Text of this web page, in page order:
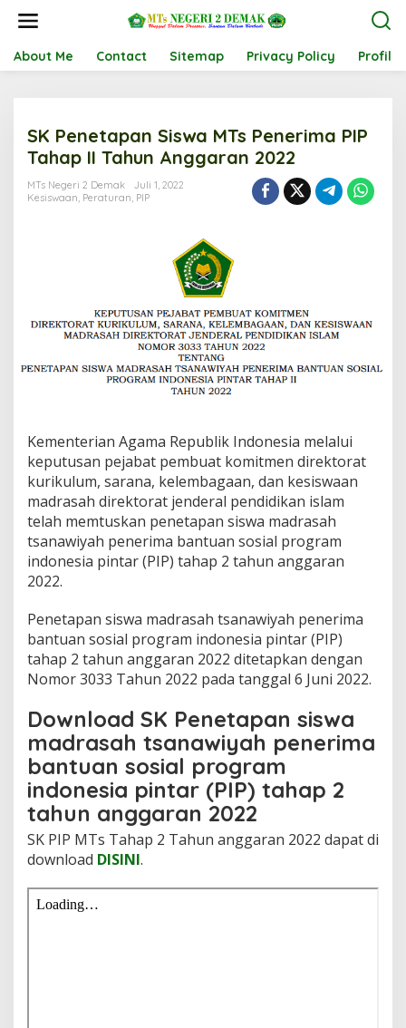
t
About Me Contact Sitemap Privacy Policy Profil
SK Penetapan Siswa MTs Penerima PIP
Tahap II Tahun Anggaran 2022
MTs Negeri 2 Demak
Juli 1, 2022
Kesiswaan, Peraturan, PIP
Kementerian Agama Republik Indonesia melalui
keputusan pejabat pembuat komitmen direktorat
kurikulum, sarana, kelembagaan, dan kesiswaan
madrasah direktorat jenderal pendidikan islam
telah memtuskan penetapan siswa madrasah
tsanawiyah penerima bantuan sosial program
indonesia pintar (PIP) tahap 2 tahun anggaran
2022.
Penetapan siswa madrasah tsanawiyah penerima
bantuan sosial program indonesia pintar (PIP)
tahap 2 tahun anggaran 2022 ditetapkan dengan
Nomor 3033 Tahun 2022 pada tanggal 6 Juni 2022.
Download SK Penetapan siswa
madrasah tsanawiyah penerima
bantuan sosial program
indonesia pintar (PIP) tahap 2
tahun anggaran 2022
SK PIP MTs Tahap 2 Tahun anggaran 2022 dapat di
download DISINI.